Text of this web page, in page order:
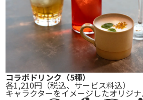
コラボドリンク （5種）
各1,210円 （税込、サービス料込）
キャラクターをイメージしたオリジ